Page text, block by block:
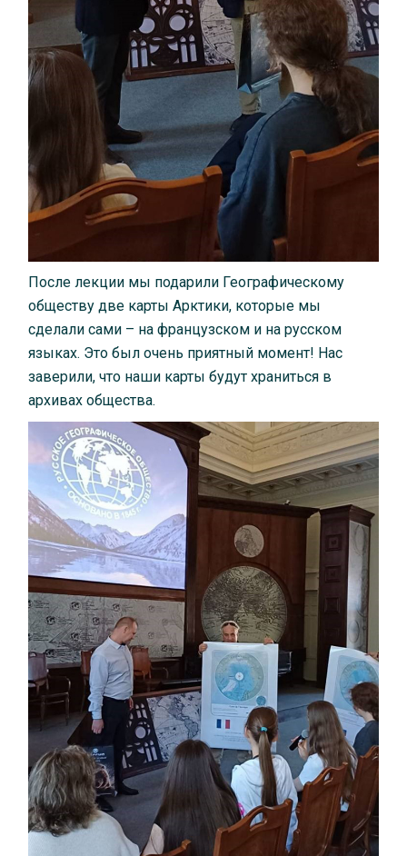
После лекции мы подарили Географическому
обществу две карты Арктики, которые мы
сделали сами – на французском и на русском
языках. Это был очень приятный момент! Нас
заверили, что наши карты будут храниться в
архивах общества.